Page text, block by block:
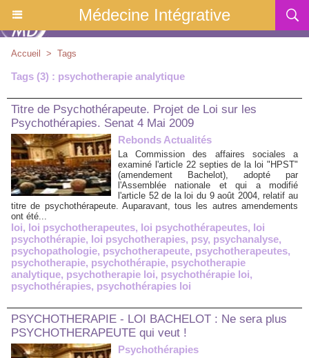
Médecine Intégrative
Accueil > Tags
Tags (3) : psychotherapie analytique
Titre de Psychothérapeute. Projet de Loi sur les
Psychothérapies. Senat 4 Mai 2009
Rebonds Actualités
La Commission des affaires sociales a
examiné l'article 22 septies de la loi "HPST"
(amendement Bachelot), adopté par
l'Assemblée nationale et qui a modifié
l'article 52 de la loi du 9 août 2004, relatif au
titre de psychothérapeute. Auparavant, tous les autres amendements
ont été...
loi, loi psychotherapeutes, loi psychothérapeutes, loi
psychothérapie, loi psychotherapies, psy, psychanalyse,
psychopathologie, psychotherapeute, psychotherapeutes,
psychotherapie, psychothérapie, psychotherapie
analytique, psychotherapie loi, psychothérapie loi,
psychothérapies, psychothérapies loi
PSYCHOTHERAPIE - LOI BACHELOT : Ne sera plus
PSYCHOTHERAPEUTE qui veut !
Psychothérapies